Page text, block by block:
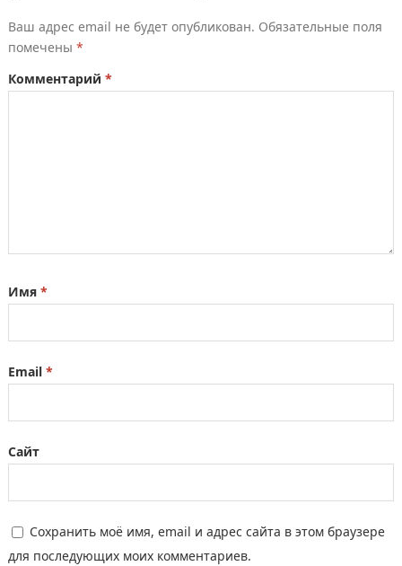
Ваш адрес email не будет опубликован. Обязательные поля
помечены *
Комментарий *
Имя *
Email *
Сайт
Сохранить моё имя, email и адрес сайта в этом браузере
для последующих моих комментариев.